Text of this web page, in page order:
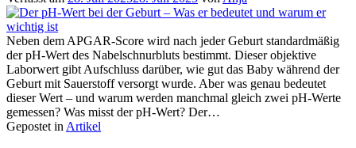
Neben dem APGAR-Score wird nach jeder Geburt standardmäßig
der pH-Wert des Nabelschnurbluts bestimmt. Dieser objektive
Laborwert gibt Aufschluss darüber, wie gut das Baby während der
Geburt mit Sauerstoff versorgt wurde. Aber was genau bedeutet
dieser Wert – und warum werden manchmal gleich zwei pH-Werte
gemessen? Was misst der pH-Wert? Der…
Gepostet in Artikel